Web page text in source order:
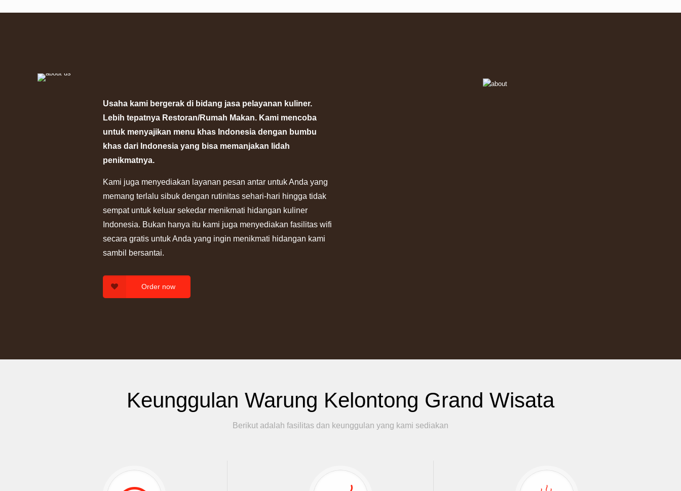
Usaha kami bergerak di bidang jasa pelayanan kuliner.
Lebih tepatnya Restoran/Rumah Makan. Kami mencoba
untuk menyajikan menu khas Indonesia dengan bumbu
khas dari Indonesia yang bisa memanjakan lidah
penikmatnya.
Kami juga menyediakan layanan pesan antar untuk Anda yang
memang terlalu sibuk dengan rutinitas sehari-hari hingga tidak
sempat untuk keluar sekedar menikmati hidangan kuliner
Indonesia. Bukan hanya itu kami juga menyediakan fasilitas wifi
secara gratis untuk Anda yang ingin menikmati hidangan kami
sambil bersantai.
Order now
Keunggulan Warung Kelontong Grand Wisata
Berikut adalah fasilitas dan keunggulan yang kami sediakan